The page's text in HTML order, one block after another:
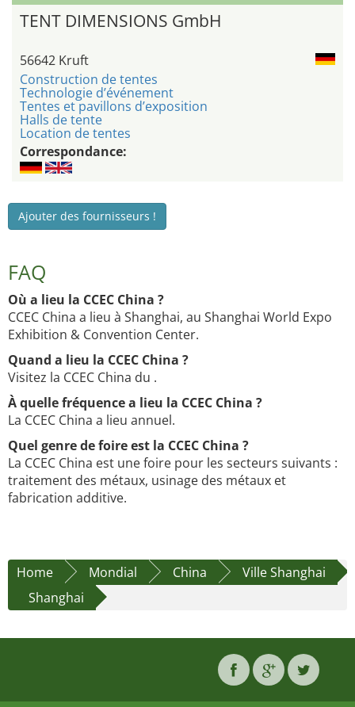
TENT DIMENSIONS GmbH
56642 Kruft
Construction de tentes
Technologie d’événement
Tentes et pavillons d’exposition
Halls de tente
Location de tentes
Correspondance:
Ajouter des fournisseurs !
FAQ
Où a lieu la CCEC China ?
CCEC China a lieu à Shanghai, au Shanghai World Expo
Exhibition & Convention Center.
Quand a lieu la CCEC China ?
Visitez la CCEC China du .
À quelle fréquence a lieu la CCEC China ?
La CCEC China a lieu annuel.
Quel genre de foire est la CCEC China ?
La CCEC China est une foire pour les secteurs suivants :
traitement des métaux, usinage des métaux et
fabrication additive.
Home Mondial China
Ville Shanghai
Shanghai